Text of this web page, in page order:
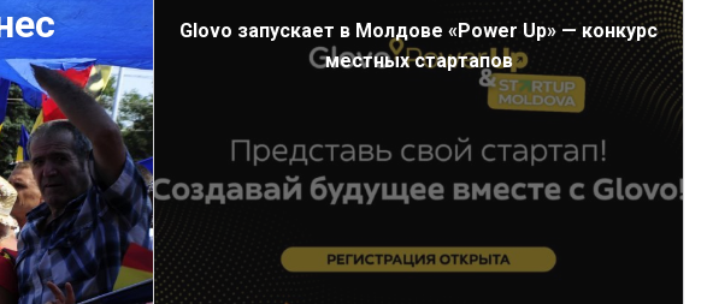
Glovo запускает в Молдове «Power Up» — конкурс
местных стартапов